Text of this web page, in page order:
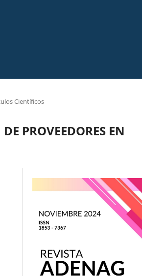
Científicos
PROVEEDORES EN